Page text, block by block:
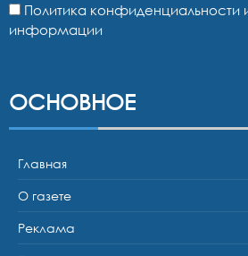
Политика конфиденциальности
информации
ОСНОВНОЕ
Главная
О газете
Реклама